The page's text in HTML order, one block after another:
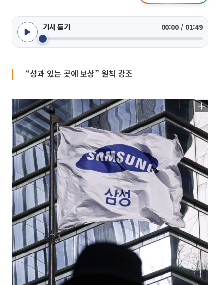
기사 듣기 00:00 / 01:49
“성과 있는 곳에 보상” 원칙 강조